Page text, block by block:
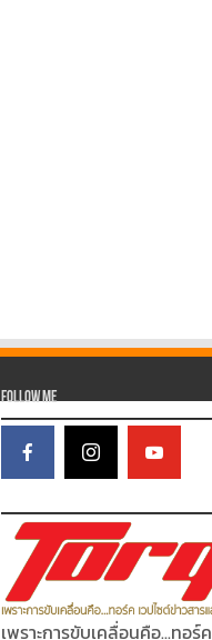
Follow Me
เพราะการขับเคลื่อนคือ...ทอร์ค